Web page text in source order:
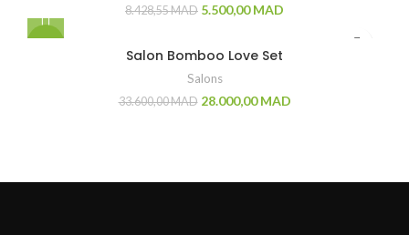
8.428,55MAD 5.500,00MAD
Salon Bomboo Love Set
Salons
33.600,00MAD 28.000,00MAD